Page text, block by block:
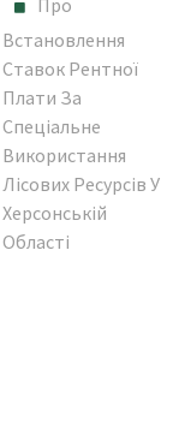
Про
Встановлення
Ставок Рентної
Плати За
Спеціальне
Використання
Лісових Ресурсів У
Херсонській
Області